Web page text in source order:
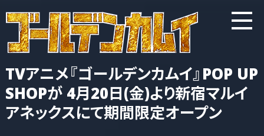
TVアニメ『ゴールデンカムイ』POP UP
SHOPが 4月20日(金)より新宿マルイ
アネックスにて期間限定オープン